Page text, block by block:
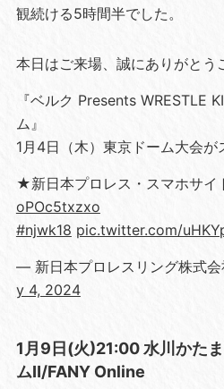
観続ける5時間半でした。
本日はご来場、誠にありがとう
『ベルク Presents WRESTLE
ム』
1月4日（木）東京ドーム大会が
★新日本プロレス・スマホサイ
oPOc5txzxo
#njwk18 pic.twitter.com/
— 新日本プロレスリング株式
y 4, 2024
1月9日(火)21:00 水川かた
ムⅡ/FANY Online